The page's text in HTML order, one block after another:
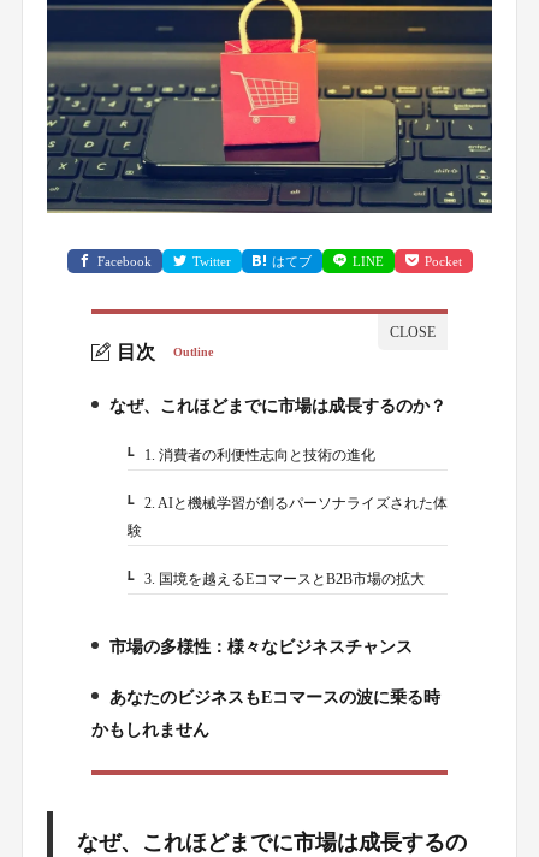
Facebook Twitter はてブ LINE Pocket
目次 Outline
なぜ、これほどまでに市場は成長するのか？
1-1.1. 消費者の利便性志向と技術の進化
1-2.2. AIと機械学習が創るパーソナライズされた体
験
1-3.3. 国境を越えるEコマースとB2B市場の拡大
市場の多様性：様々なビジネスチャンス
3.
あなたのビジネスもEコマースの波に乗る時
かもしれません
なぜ、これほどまでに市場は成長するの